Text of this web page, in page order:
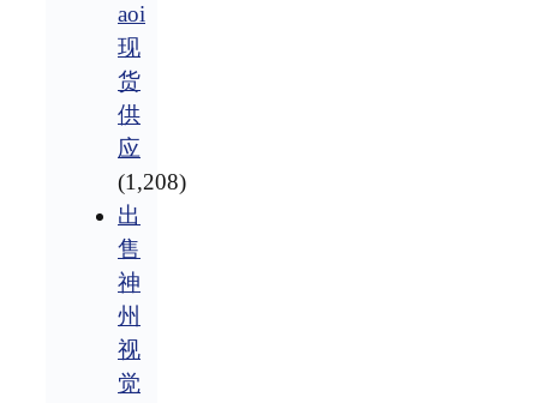
aoi
现
货
供
应
(1,208)
出
售
神
州
视
觉